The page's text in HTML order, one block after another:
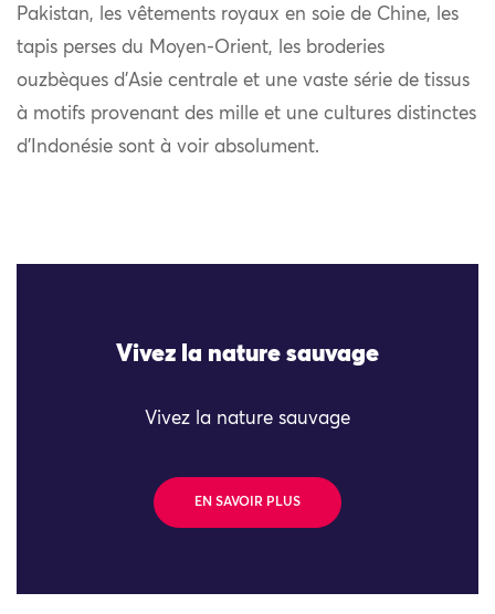
Pakistan, les vêtements royaux en soie de Chine, les
tapis perses du Moyen-Orient, les broderies
ouzbèques d’Asie centrale et une vaste série de tissus
à motifs provenant des mille et une cultures distinctes
d’Indonésie sont à voir absolument.
Vivez la nature sauvage
Vivez la nature sauvage
EN SAVOIR PLUS